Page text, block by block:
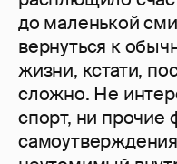
до маленькой
вернуться к
жизни, кстати,
сложно. Не
спорт, ни прочие